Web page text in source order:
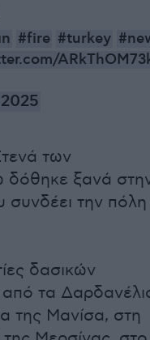
#fire #turkey
των
δόθηκε ξανά
συνδέει την πόλη
δασικών
τα
της Μανίσα, στη